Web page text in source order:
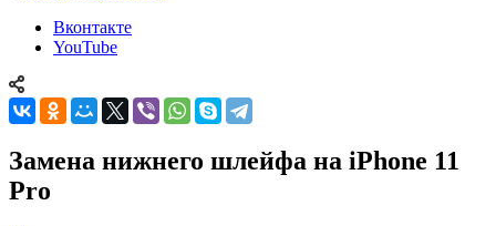
Вконтакте
YouTube
Замена нижнего шлейфа на iPhone 11
Pro